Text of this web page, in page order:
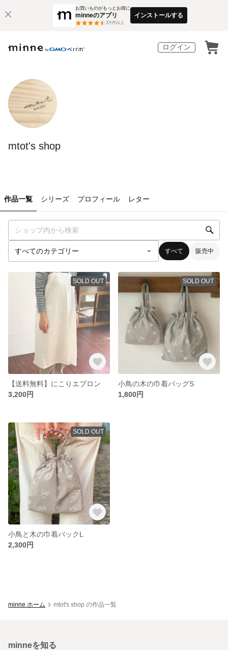
お買いものがもっとお得に
minneのアプリ
3万件以上
インストールする
ログイン
mtot's shop
作品一覧 シリーズ プロフィール レター
すべて 販売中
SOLD OUT
【送料無料】にこりエプロン
3,200円
SOLD OUT
小鳥の木の巾着バッグS
1,800円
SOLD OUT
小鳥と木の巾着バックL
2,300円
minne ホーム mtot's shop の作品一覧
minneを知る